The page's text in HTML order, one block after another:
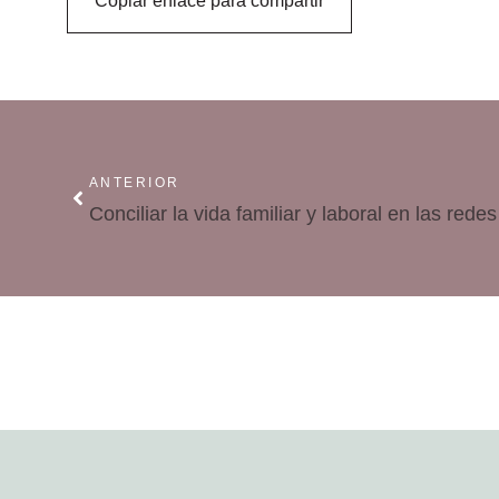
ANTERIOR
Conciliar la vida familiar y laboral en las